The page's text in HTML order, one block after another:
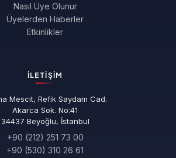
Nasıl Üye Olunur
Üyelerden Haberler
Etkinlikler
İLETIŞIM
Mescit, Refik Saydam Cad.
Akarca Sok. No:41
34437 Beyoğlu, İstanbul
+90 (212) 251 73 00
+90 (530) 310 26 61